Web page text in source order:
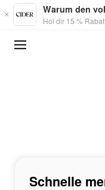
Skip to main content
Warum den
Hol dir 15 %
Schnelle